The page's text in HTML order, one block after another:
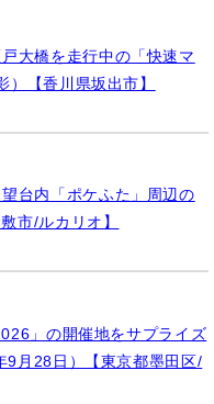
）【香川県坂出市】
台内「ポケふた」周辺の
市/ルカリオ】
9月28日）【東京都墨田区/